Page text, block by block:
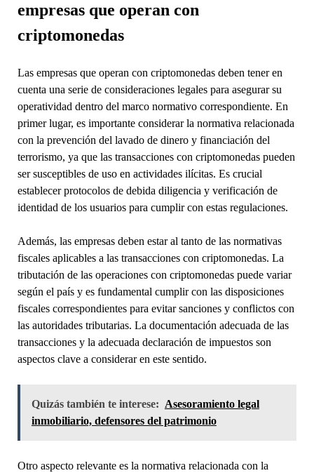
empresas que operan con
criptomonedas
Las empresas que operan con criptomonedas deben tener en
cuenta una serie de consideraciones legales para asegurar su
operatividad dentro del marco normativo correspondiente. En
primer lugar, es importante considerar la normativa relacionada
con la prevención del lavado de dinero y financiación del
terrorismo, ya que las transacciones con criptomonedas pueden
ser susceptibles de uso en actividades ilícitas. Es crucial
establecer protocolos de debida diligencia y verificación de
identidad de los usuarios para cumplir con estas regulaciones.
Además, las empresas deben estar al tanto de las normativas
fiscales aplicables a las transacciones con criptomonedas. La
tributación de las operaciones con criptomonedas puede variar
según el país y es fundamental cumplir con las disposiciones
fiscales correspondientes para evitar sanciones y conflictos con
las autoridades tributarias. La documentación adecuada de las
transacciones y la adecuada declaración de impuestos son
aspectos clave a considerar en este sentido.
Quizás también te interese: Asesoramiento legal
inmobiliario, defensores del patrimonio
Otro aspecto relevante es la normativa relacionada con la